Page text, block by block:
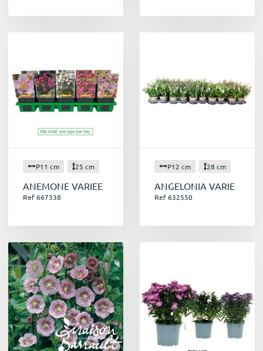
P11 cm 25 cm
ANEMONE VARIEE
Ref 667338
P12 cm 28 cm
ANGELONIA VARIE
Ref 632550